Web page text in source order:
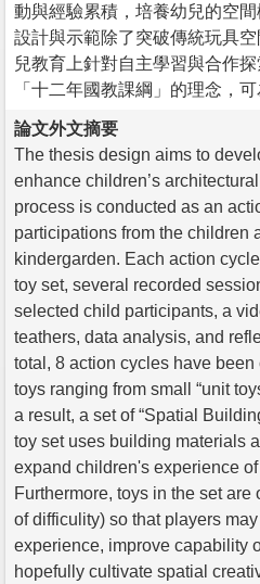
動與經驗累積，培養幼兒的空
設計與示範除了突破傳統玩具
兒教育上針對自主學習與合作
「十二年國教課綱」的理念，
論文外文摘要
The thesis design aims to
enhance children’s
process is conducted as an
participations from the children
kindergarden. Each action
toy set, several recorded
selected child participants, a
teathers, data analysis, and
total, 8 action cycles have
toys ranging from small “unit
a result, a set of “Spatial
toy set uses building materials
expand children's experience
Furthermore, toys in the set
of difficulity) so that players
experience, improve capability
hopefully cultivate spatial